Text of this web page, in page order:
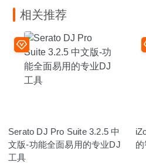
相关推荐
Serato DJ Pro Suite 3.2.5 中
文版-功能全面易用的专业DJ
工具